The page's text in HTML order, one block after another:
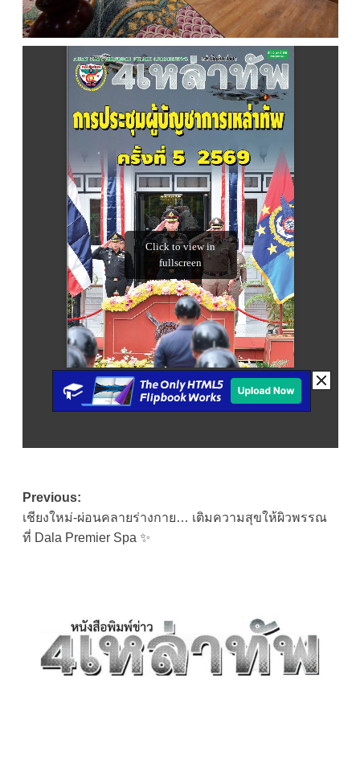
Post
navigation
Previous:
เชียงใหม่-ผ่อนคลายร่างกาย… เติมความสุขให้ผิวพรรณ
ที่ Dala Premier Spa ✨